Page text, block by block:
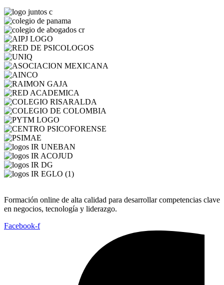
Formación online de alta calidad para desarrollar competencias clave
en negocios, tecnología y liderazgo.
Facebook-f